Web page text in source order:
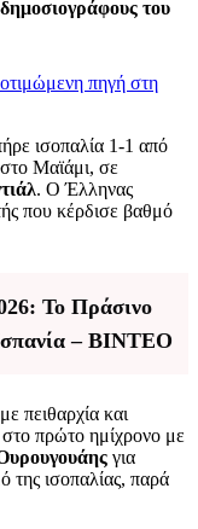
του
πηγή στη
ισοπαλία 1-1 από
στο Μαϊάμι, σε
. Ο Έλληνας
που κέρδισε βαθμό
Το Πράσινο
– ΒΙΝΤΕΟ
πειθαρχία και
πρώτο ημίχρονο με
για
της ισοπαλίας, παρά